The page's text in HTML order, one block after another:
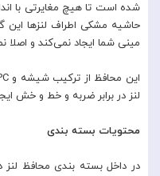
شده است تا هیچ مغایرتی با
مینی شما ایجاد نمی‌کند و
لنز در برابر ضربه و خط و خش
محتویات بسته بندی